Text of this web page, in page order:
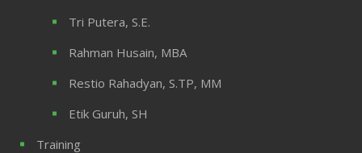
Tri Putera, S.E.
Rahman Husain, MBA
Restio Rahadyan, S.TP, MM
Etik Guruh, SH
Training